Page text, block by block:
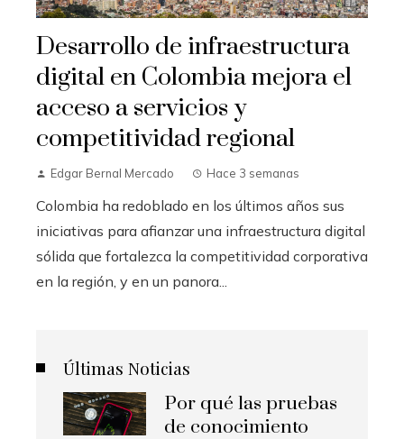
Desarrollo de infraestructura
digital en Colombia mejora el
acceso a servicios y
competitividad regional
Edgar Bernal Mercado Hace 3 semanas
Colombia ha redoblado en los últimos años sus
iniciativas para afianzar una infraestructura digital
sólida que fortalezca la competitividad corporativa
en la región, y en un panora...
Últimas Noticias
Por qué las pruebas
de conocimiento